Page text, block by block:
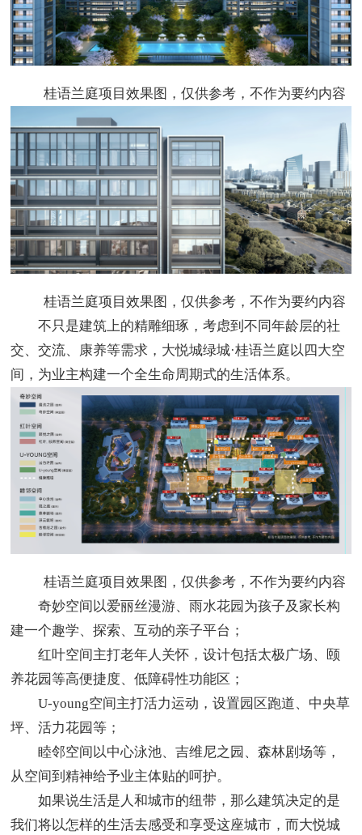
桂语兰庭项目效果图，仅供参考，不作为要约内容
桂语兰庭项目效果图，仅供参考，不作为要约内容
不只是建筑上的精雕细琢，考虑到不同年龄层的社
交、交流、康养等需求，大悦城绿城·桂语兰庭以四大空
间，为业主构建一个全生命周期式的生活体系。
桂语兰庭项目效果图，仅供参考，不作为要约内容
奇妙空间以爱丽丝漫游、雨水花园为孩子及家长构
建一个趣学、探索、互动的亲子平台；
红叶空间主打老年人关怀，设计包括太极广场、颐
养花园等高便捷度、低障碍性功能区；
U-young空间主打活力运动，设置园区跑道、中央草
坪、活力花园等；
睦邻空间以中心泳池、吉维尼之园、森林剧场等，
从空间到精神给予业主体贴的呵护。
如果说生活是人和城市的纽带，那么建筑决定的是
我们将以怎样的生活去感受和享受这座城市，而大悦城